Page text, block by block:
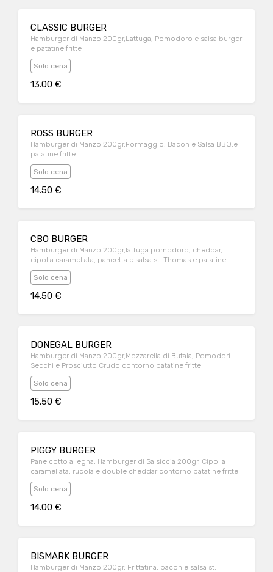
CLASSIC BURGER
Hamburger di Manzo 200gr,Lattuga, Pomodoro e salsa burger
e patatine fritte
Solo cena
13.00 €
ROSS BURGER
Hamburger di Manzo 200gr,Formaggio, Bacon e Salsa BBQ.e
patatine fritte
Solo cena
14.50 €
CBO BURGER
Hamburger di Manzo 200gr,lattuga pomodoro, cheddar,
cipolla caramellata, pancetta e salsa st. Thomas e patatine
fritte
Solo cena
14.50 €
DONEGAL BURGER
Hamburger di Manzo 200gr,Mozzarella di Bufala, Pomodori
Secchi e Prosciutto Crudo contorno patatine fritte
Solo cena
15.50 €
PIGGY BURGER
Pane cotto a legna, Hamburger di Salsiccia 200gr, Cipolla
caramellata, rucola e double cheddar contorno patatine fritte
Solo cena
14.00 €
BISMARK BURGER
Hamburger di Manzo 200gr, Frittatina, bacon e salsa st.